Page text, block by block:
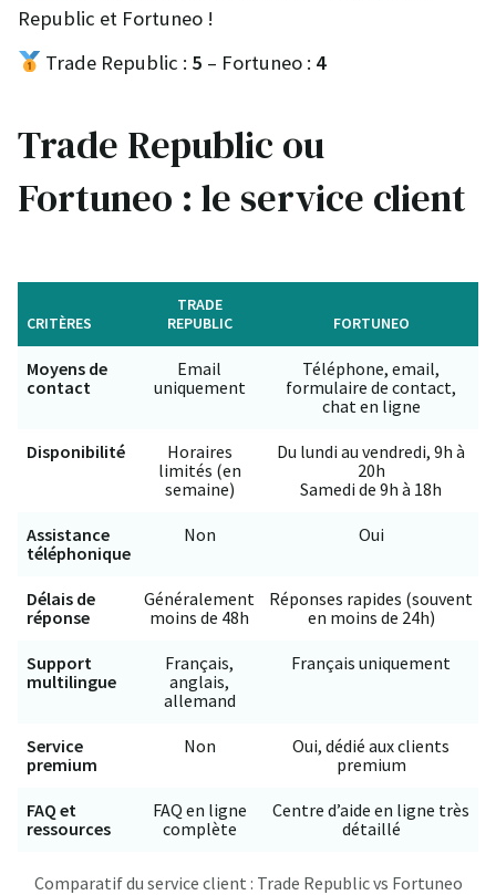
Republic et Fortuneo !
Trade Republic : 5 – Fortuneo : 4
Trade Republic ou
Fortuneo : le service client
CRITÈRES
TRADE
REPUBLIC
FORTUNEO
Moyens de
contact
Email
uniquement
Téléphone, email,
formulaire de contact,
chat en ligne
Disponibilité
Horaires
limités (en
semaine)
Du lundi au vendredi, 9h à
20h
Samedi de 9h à 18h
Assistance
téléphonique
Non Oui
Délais de
réponse
Généralement
moins de 48h
Réponses rapides (souvent
en moins de 24h)
Support
multilingue
Français,
anglais,
allemand
Français uniquement
Service
premium
Non
Oui, dédié aux clients
premium
FAQ et
ressources
FAQ en ligne
complète
Centre d’aide en ligne très
détaillé
Comparatif du service client : Trade Republic vs Fortuneo